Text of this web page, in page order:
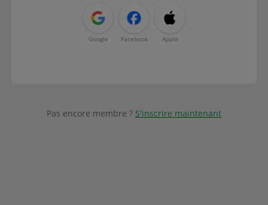
Google Facebook Apple
Pas encore membre ? S'inscrire maintenant